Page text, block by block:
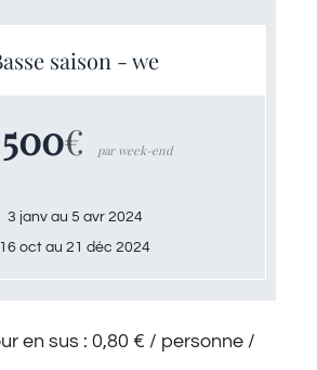
saison - we
€ par week-end
3 janv au 5 avr 2024
16 oct au 21 déc 2024
en sus : 0,80 € / personne /